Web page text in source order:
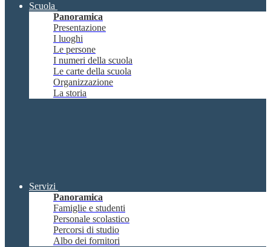
Scuola
Panoramica
Presentazione
I luoghi
Le persone
I numeri della scuola
Le carte della scuola
Organizzazione
La storia
Servizi
Panoramica
Famiglie e studenti
Personale scolastico
Percorsi di studio
Albo dei fornitori